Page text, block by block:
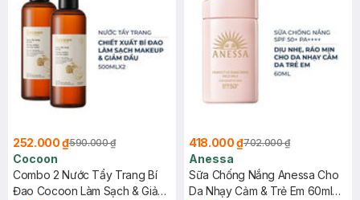
252.000 ₫590.000 ₫
Cocoon
Combo 2 Nước Tẩy Trang Bí
Đao Cocoon Làm Sạch & Giảm
418.000 ₫702.000 ₫
Anessa
Sữa Chống Nắng Anessa Cho
Da Nhạy Cảm & Trẻ Em 60ml